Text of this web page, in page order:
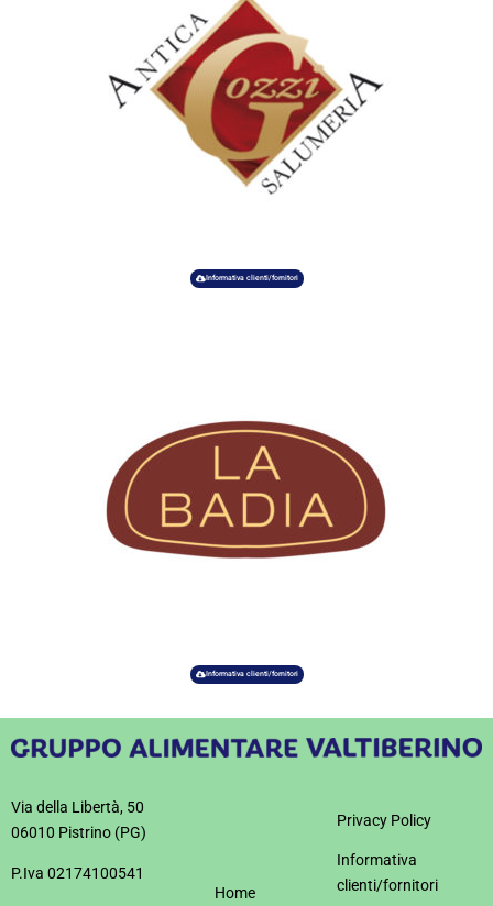
Informativa clienti/fornitori
Informativa clienti/fornitori
Via della Libertà, 50
06010 Pistrino (PG)
P.Iva 02174100541
Home
Privacy Policy
Informativa
clienti/fornitori